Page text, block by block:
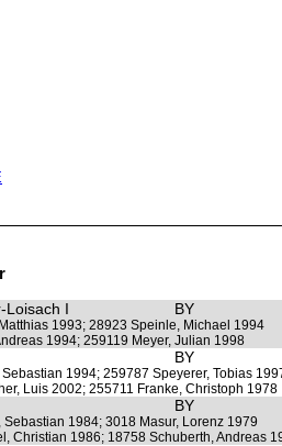
Loisach I BY
1993; 28923 Speinle, Michael 1994
1994; 259119 Meyer, Julian 1998
BY
1994; 259787 Speyerer, Tobias
Luis 2002; 255711 Franke, Christoph 1978
BY
Sebastian 1984; 3018 Masur, Lorenz 1979
Christian 1986; 18758 Schuberth, Andreas